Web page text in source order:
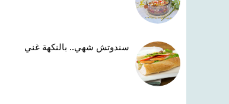
سندوتش شهي.. بالنكهة غني